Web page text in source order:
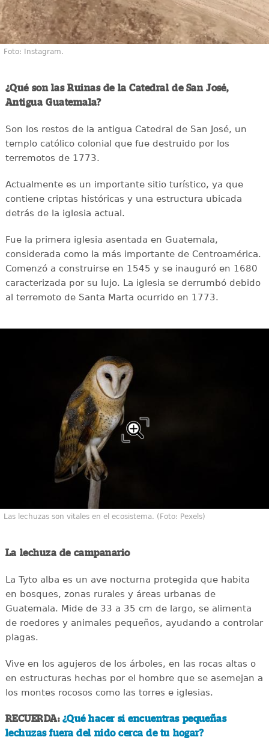
Foto: Instagram.
¿Qué son las Ruinas de la Catedral de San José,
Antigua Guatemala?
Son los restos de la antigua Catedral de San José, un
templo católico colonial que fue destruido por los
terremotos de 1773.
Actualmente es un importante sitio turístico, ya que
contiene criptas históricas y una estructura ubicada
detrás de la iglesia actual.
Fue la primera iglesia asentada en Guatemala,
considerada como la más importante de Centroamérica.
Comenzó a construirse en 1545 y se inauguró en 1680
caracterizada por su lujo. La iglesia se derrumbó debido
al terremoto de Santa Marta ocurrido en 1773.
Las lechuzas son vitales en el ecosistema. (Foto: Pexels)
La lechuza de campanario
La Tyto alba es un ave nocturna protegida que habita
en bosques, zonas rurales y áreas urbanas de
Guatemala. Mide de 33 a 35 cm de largo, se alimenta
de roedores y animales pequeños, ayudando a controlar
plagas.
Vive en los agujeros de los árboles, en las rocas altas o
en estructuras hechas por el hombre que se asemejan a
los montes rocosos como las torres e iglesias.
RECUERDA: ¿Qué hacer si encuentras pequeñas
lechuzas fuera del nido cerca de tu hogar?